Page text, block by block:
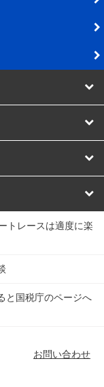
トレースは適度に楽
と国税庁のページへ
お問い合わせ